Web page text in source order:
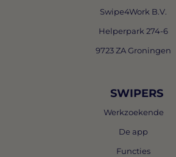
Swipe4Work B.V.
Helperpark 274-6
9723 ZA Groningen
SWIPERS
Werkzoekende
De app
Functies